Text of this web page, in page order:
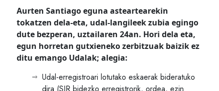
Aurten Santiago eguna asteartearekin
tokatzen dela-eta, udal-langileek zubia egingo
dute bezperan, uztailaren 24an. Hori dela eta,
egun horretan gutxieneko zerbitzuak baizik ez
ditu emango Udalak; alegia:
Udal-erregistroari lotutako eskaerak bideratuko
dira (SIR bidezko erregistrorik, ordea, ezin